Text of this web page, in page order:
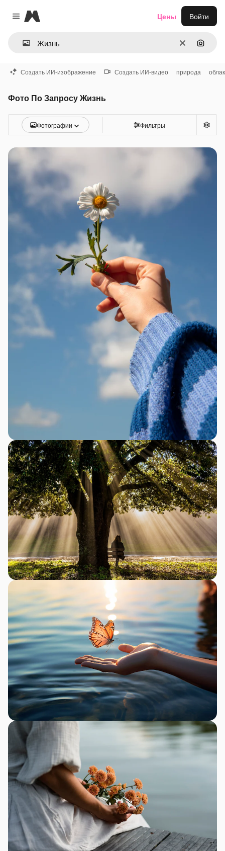
Close menu
Magnific
ОчиститьПоиск
Цены Войти
Создать ИИ-изображение Создать ИИ-видео природа
Фото По Запросу Жизнь
Фотографии Фильтры